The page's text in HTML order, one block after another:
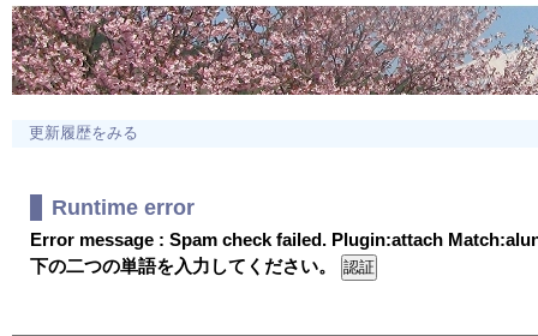
更新履歴をみる
Runtime error
Error message : Spam check failed. Plugin:attach
下の二つの単語を入力してください。